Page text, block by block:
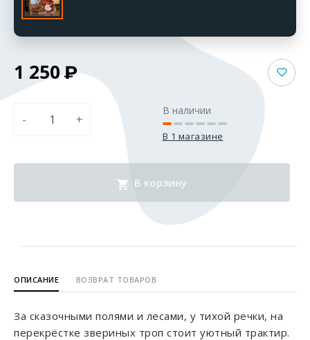
1 250
- +
В наличии
В 1 магазине
В корзину
ОПИСАНИЕ ВОЗВРАТ ТОВАРОВ
За сказочными полями и лесами, у тихой речки, на
перекрёстке звериных троп стоит уютный трактир.